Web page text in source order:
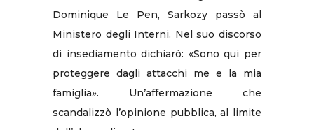
Dominique Le Pen, Sarkozy passò al
Ministero degli Interni. Nel suo discorso
di insediamento dichiarò: «Sono qui per
proteggere dagli attacchi me e la mia
famiglia». Un’affermazione che
scandalizzò l’opinione pubblica, al limite